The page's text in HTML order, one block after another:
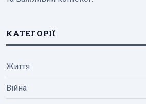
КАТЕГОРІЇ
Життя
Війна